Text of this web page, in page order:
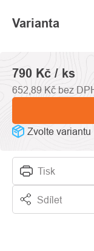
Varianta
Tisk
Sdílet
790 Kč / ks
652,89 Kč bez
Zvolte variantu